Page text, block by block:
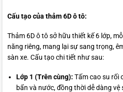
Cấu tạo của thảm 6D ô tô:
Thảm 6D ô tô sở hữu thiết kế 6 lớp,
năng riêng, mang lại sự sang trọng,
sàn xe. Cấu tạo chi tiết như sau:
Lớp 1 (Trên cùng): Tấm cao su rối
bẩn và nước, đồng thời dễ dàng vệ